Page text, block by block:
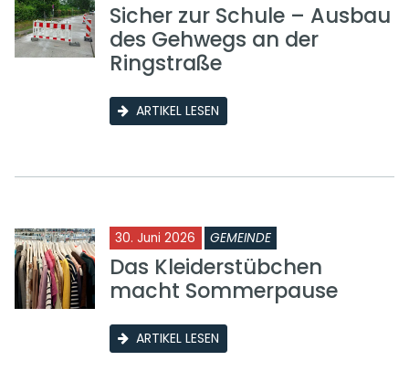
Sicher zur Schule – Ausbau
des Gehwegs an der
Ringstraße
ARTIKEL LESEN
30. Juni 2026 GEMEINDE
Das Kleiderstübchen
macht Sommerpause
ARTIKEL LESEN